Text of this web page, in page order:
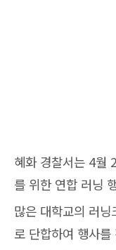
혜화 경찰서는 4월
를 위한 연합 러닝
많은 대학교의 러
로 단합하여 행사를